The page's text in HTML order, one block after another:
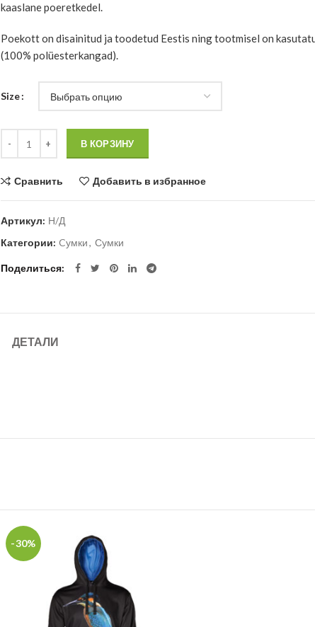
kaaslane poeretkedel.
Poekott on disainitud ja toodetud Eestis ning tootmisel on
(100% polüesterkangad).
Size
В КОРЗИНУ
Сравнить Добавить в избранное
Артикул: Н/Д
Категории: Cумки, Сумки
Поделиться
ДЕТАЛИ
-30%